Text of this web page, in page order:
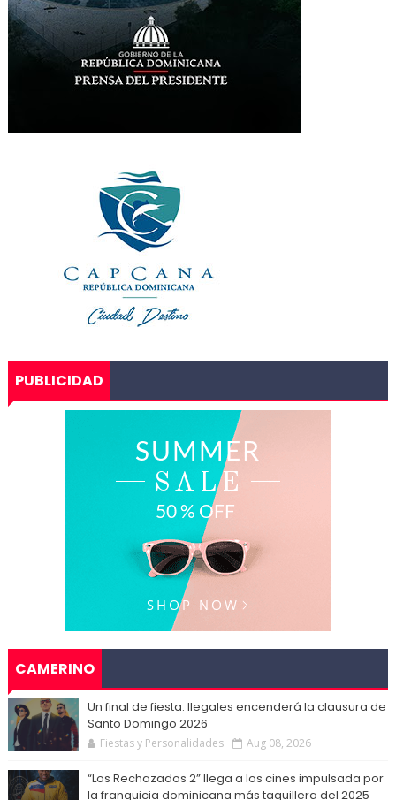
PUBLICIDAD
CAMERINO
Un final de fiesta: Ilegales encenderá la clausura de
Santo Domingo 2026
Fiestas y Personalidades Aug 08, 2026
“Los Rechazados 2” llega a los cines impulsada por
la franquicia dominicana más taquillera del 2025